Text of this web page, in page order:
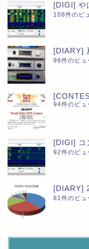
[DIGI] や
108件のビ
[DIARY]
98件のビュ
94件のビュ
[DIGI] コ
92件のビュ
[DIARY]
81件のビュ